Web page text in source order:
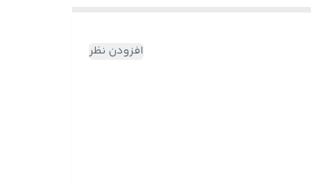
افزودن نظر